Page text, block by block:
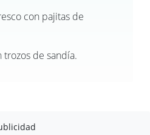
con pajitas de
de sandía.